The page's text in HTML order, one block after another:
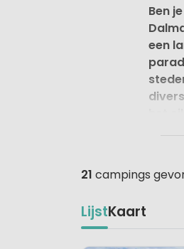
Ben
een
21 campings
LijstKaart